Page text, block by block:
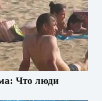
Что люди